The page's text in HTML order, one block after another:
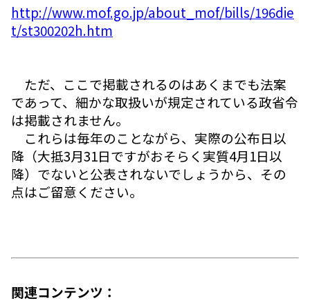
http://www.mof.go.jp/about_mof/bills/196die
t/st300202h.htm
ただ、ここで掲載されるのはあくまでも法案
であって、細かな取扱いが規定されている政省令
は掲載されません。
これらは毎年のことながら、実際の公布日以
降（大抵3月31日ですがおそらく実質4月1日以
降）でないと公表されないでしょうから、その
点はご留意ください。
関連コンテンツ：